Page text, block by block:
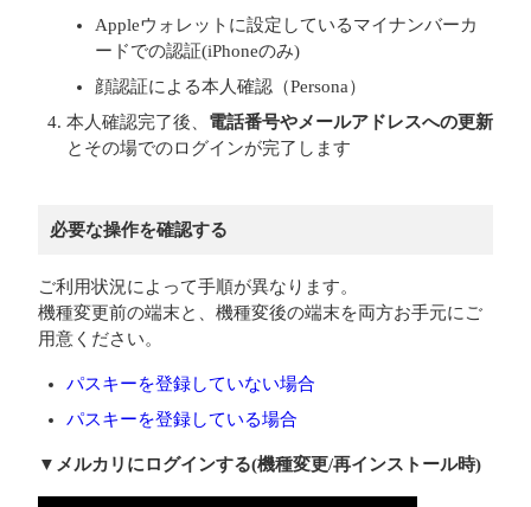
Appleウォレットに設定しているマイナンバーカ
ードでの認証(iPhoneのみ)
顔認証による本人確認（Persona）
本人確認完了後、 電話番号やメールアドレスへの更新
とその場でのログインが完了します
必要な操作を確認する
ご利用状況によって手順が異なります。
機種変更前の端末と、機種変後の端末を両方お手元にご
用意ください。
パスキーを登録していない場合
パスキーを登録している場合
▼メルカリにログインする(機種変更/再インストール時)